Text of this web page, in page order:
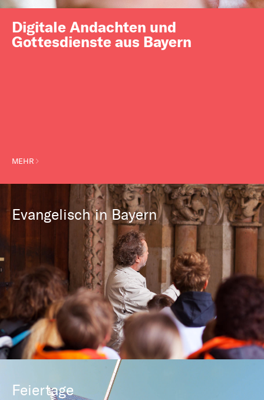
Digitale Andachten und
Gottesdienste aus Bayern
MEHR
Evangelisch in Bayern
Feiertage